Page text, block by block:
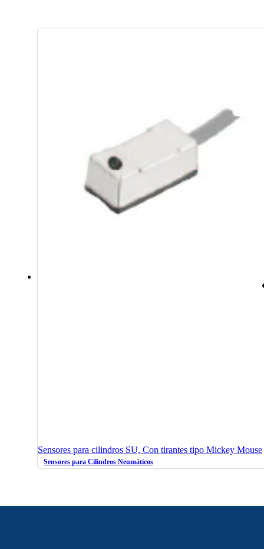
Sensores para cilindros SU, Con tirantes tipo Mickey Mouse
Sensores para Cilindros Neumáticos